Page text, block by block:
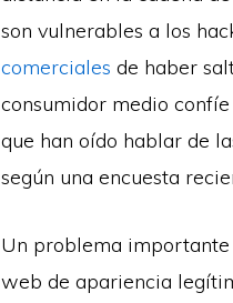
son vulnerables a los
comerciales de haber
consumidor medio
que han oído hablar de
según una encuesta
Un problema importante
web de apariencia